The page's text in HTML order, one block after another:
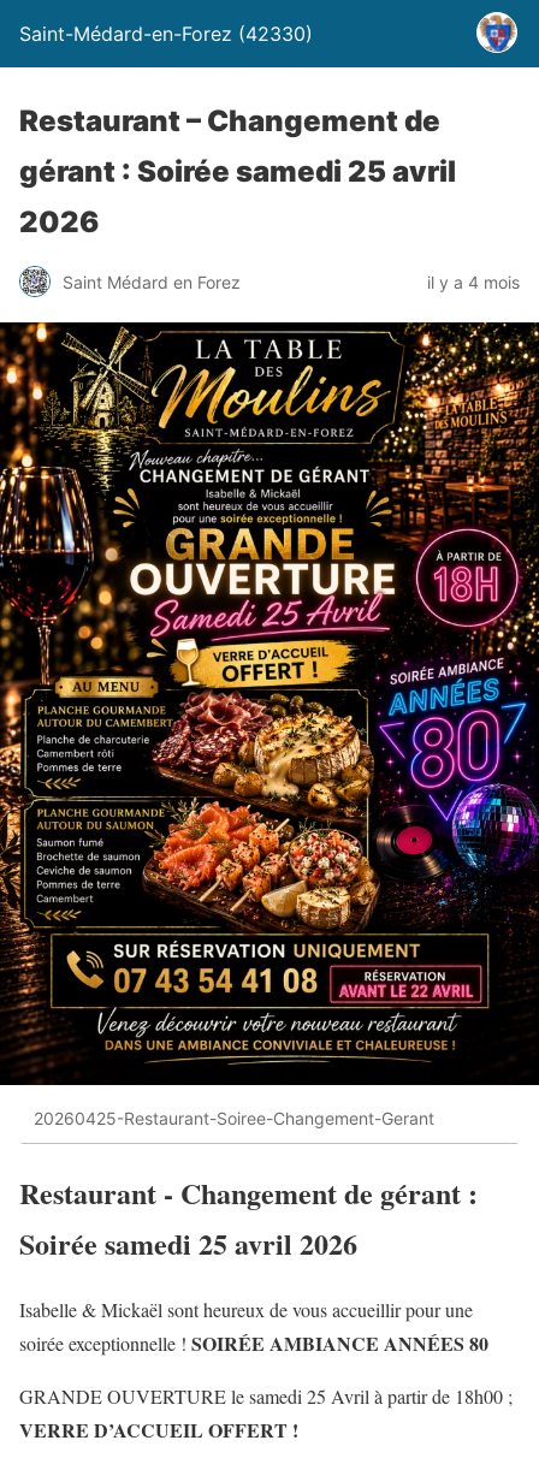
Saint-Médard-en-Forez (42330)
Restaurant – Changement de
gérant : Soirée samedi 25 avril
2026
Saint Médard en Forez il y a 4 mois
20260425-Restaurant-Soiree-Changement-Gerant
Restaurant - Changement de gérant :
Soirée samedi 25 avril 2026
Isabelle & Mickaël sont heureux de vous accueillir pour une
soirée exceptionnelle ! SOIRÉE AMBIANCE ANNÉES 80
GRANDE OUVERTURE le samedi 25 Avril à partir de 18h00 ;
VERRE D’ACCUEIL OFFERT !